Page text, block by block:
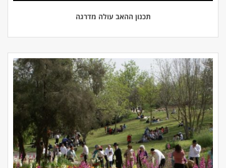
תכנון ההאב עולה מדרגה